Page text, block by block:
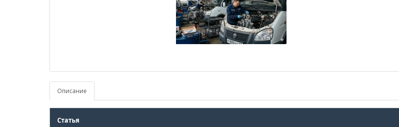
Описание
Статья